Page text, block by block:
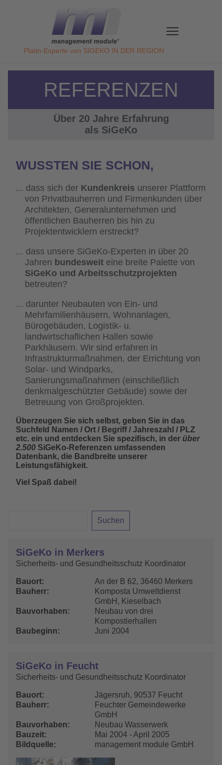
Platin-Experte von SIGEKO IN DER REGION
REFERENZEN
Über 20 Jahre Erfahrung
als SiGeKo
WUSSTEN SIE SCHON,
dass sich der Kundenkreis unserer Plattform
von Privatbauherren und Firmenkunden über
Architekten, Generalunternehmen und
öffentlichen Bauherren bis hin zu
Projektentwicklern erstreckt?
dass unsere SiGeKo-Experten in über 20
Jahren bundesweit eine breite Palette von
SiGeKo und Arbeitsschutzprojekten
betreuten?
darunter Neubauten von Ein- und
Mehrfamilienhäusern, Wohnanlagen,
Bürogebäuden, Logistik- u.
landwirtschaflichen Hallen sowie
Parkhäusern. Wir sind erfahren in
Infrastrukturmaßnahmen, der Errichtung von
Solar- und Windparks,
Sanierungsmaßnahmen (einschließlich
denkmalgeschützter Gebäude) sowie der
Betreuung von Großprojekten.
Überzeugen Sie sich selbst, geben Sie in das
Suchfeld Namen / Ort / Begriff / Jahreszahl / PLZ
etc. ein und entdecken Sie spezifisch, in der über
2.500 SiGeKo-Referenzen umfassenden
Datenbank, die Bandbreite unserer
Leistungsfähigkeit.
Viel Spaß dabei!
SiGeKo in Merkers
Sicherheits- und Gesundheitsschutz Koordinator
Bauort
An der B 62, 36460 Merkers
Bauherr
Komposta Umweltdienst
GmbH, Kieselbach
Bauvorhaben
Neubau von drei
Kompostierhallen
Baubeginn
Juni 2004
SiGeKo in Feucht
Sicherheits- und Gesundheitsschutz Koordinator
Bauort
Jägersruh, 90537 Feucht
Bauherr
Feuchter Gemeindewerke
GmbH
Bauvorhaben
Neubau Wasserwerk
Bauzeit
Mai 2004 - April 2005
Bildquelle
management module GmbH